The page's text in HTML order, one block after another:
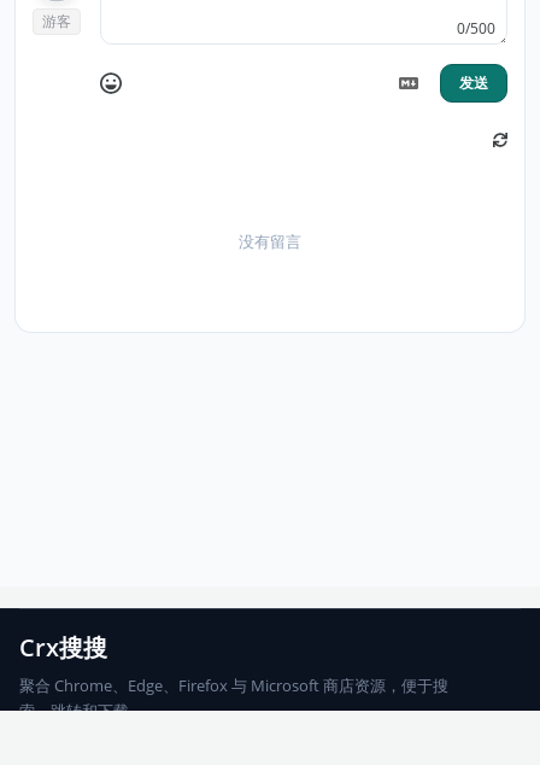
游客 0/500
发送
没有留言
Crx搜搜
聚合 Chrome、Edge、Firefox 与 Microsoft 商店资源，便于搜
索、跳转和下载。